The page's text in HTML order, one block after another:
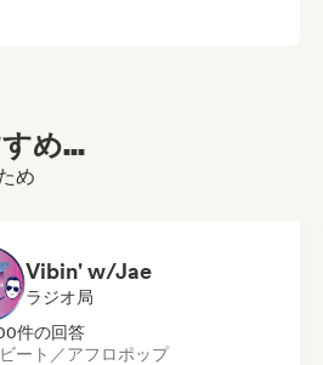
め...
め
Vibin' w/Jae
ラジオ局
件の回答
ート／アフロポップ